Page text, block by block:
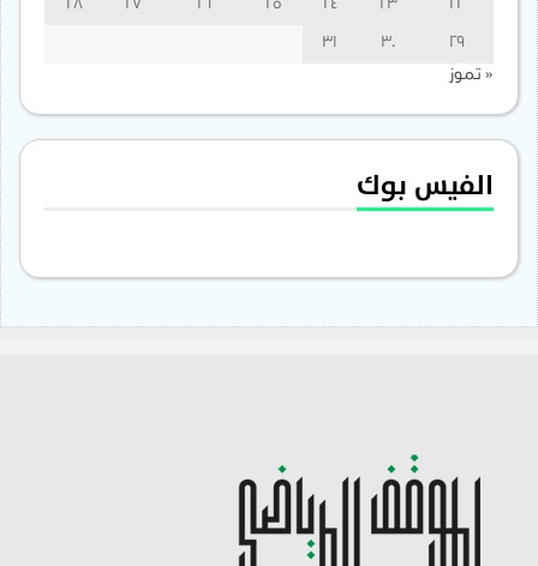
22
23
24
25
26
27
28
29
30
31
« تموز
الفيس بوك